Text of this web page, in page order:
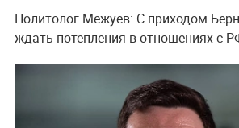
Политолог Межуев: С приходом
ждать потепления в отношениях с